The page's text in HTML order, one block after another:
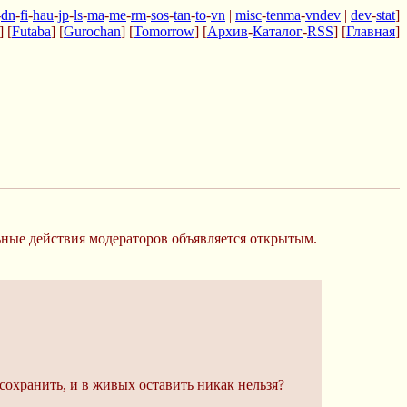
dn-fi-hau-jp-ls-ma-me-rm-sos-tan-to-vn | misc-tenma-vndev | dev-stat]
] [Futaba] [Gurochan] [Tomorrow] [Архив-Каталог-RSS] [Главная]
действия модераторов объявляется открытым.
и в живых оставить никак нельзя?